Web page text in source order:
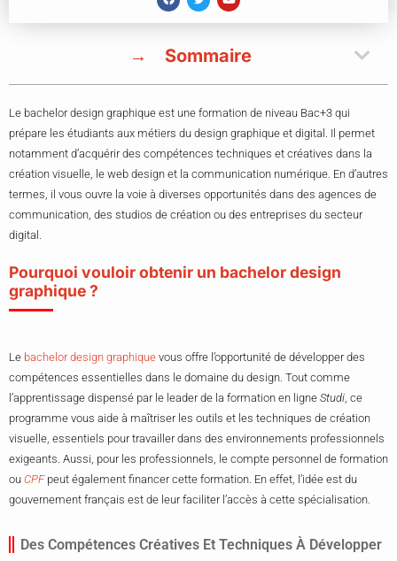
Sommaire
Le bachelor design graphique est une formation de niveau Bac+3 qui
prépare les étudiants aux métiers du design graphique et digital. Il permet
notamment d’acquérir des compétences techniques et créatives dans la
création visuelle, le web design et la communication numérique. En d’autres
termes, il vous ouvre la voie à diverses opportunités dans des agences de
communication, des studios de création ou des entreprises du secteur
digital.
Pourquoi vouloir obtenir un bachelor design
graphique ?
Le bachelor design graphique vous offre l’opportunité de développer des
compétences essentielles dans le domaine du design. Tout comme
l’apprentissage dispensé par le leader de la formation en ligne Studi , ce
programme vous aide à maîtriser les outils et les techniques de création
visuelle, essentiels pour travailler dans des environnements professionnels
exigeants. Aussi, pour les professionnels, le compte personnel de formation
ou CPFpeut également financer cette formation. En effet, l’idée est du
gouvernement français est de leur faciliter l’accès à cette spécialisation.
Des Compétences Créatives Et Techniques À Développer